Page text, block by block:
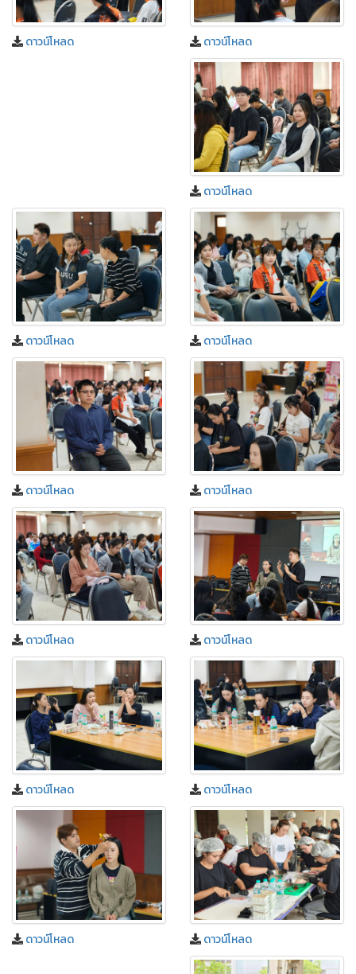
ดาวน์โหลด ดาวน์โหลด
ดาวน์โหลด
ดาวน์โหลด ดาวน์โหลด
ดาวน์โหลด ดาวน์โหลด
ดาวน์โหลด ดาวน์โหลด
ดาวน์โหลด ดาวน์โหลด
ดาวน์โหลด ดาวน์โหลด